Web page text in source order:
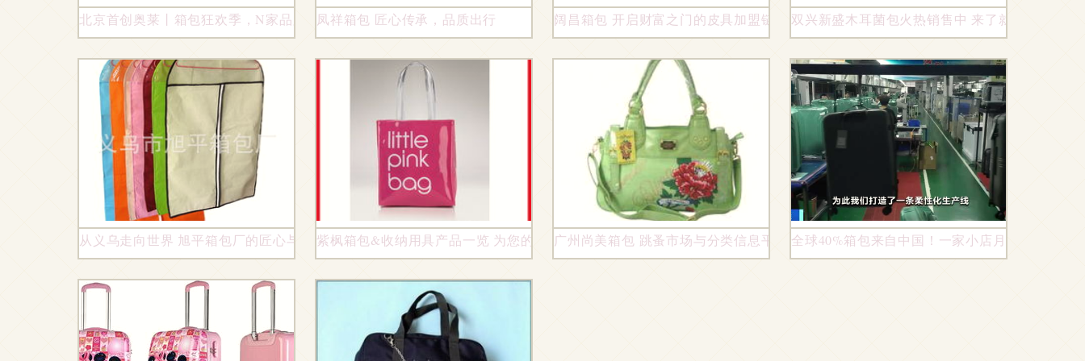
北京首创奥莱丨箱包狂欢季，N家品牌超低折扣实力宠粉
凤祥箱包 匠心传承，品质出行 阔昌箱包 开启财富之门的皮具加盟链锁机遇双兴新盛木耳菌包火热销售中 来了就是收获，错
从义乌走向世界 旭平箱包厂的匠心与远见紫枫箱包&收纳用具产品一览 为您的生活空间带来双重整理方案广州尚美箱包 跳蚤市场与分类信息平台上的直销新选择全球40%箱包来自中国！一家小店月入300万，